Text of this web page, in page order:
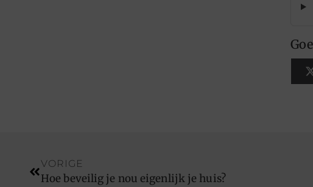
VORIGE
Hoe beveilig je nou eigenlijk je huis?